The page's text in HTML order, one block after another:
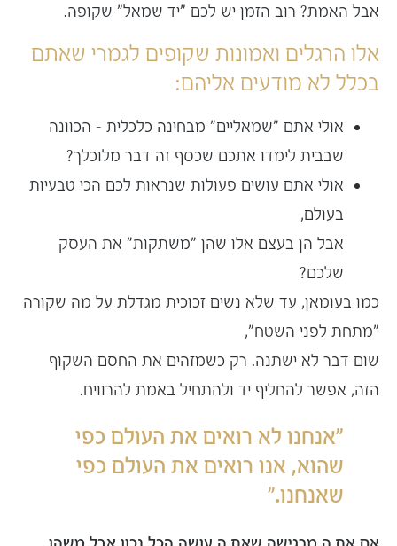
אבל האמת? רוב הזמן יש לכם "יד שמאל" שקופה.
אלו הרגלים ואמונות שקופים לגמרי שאתם
בכלל לא מודעים אליהם:
אולי אתם "שמאליים" מבחינה כלכלית – הכוונה
שבבית לימדו אתכם שכסף זה דבר מלוכלך?
אולי אתם עושים פעולות שנראות לכם הכי טבעיות
בעולם,
אבל הן בעצם אלו שהן "משתקות" את העסק
שלכם?
כמו בעומאן, עד שלא נשים זכוכית מגדלת על מה שקורה
"מתחת לפני השטח",
שום דבר לא ישתנה. רק כשמזהים את החסם השקוף
הזה, אפשר להחליף יד ולהתחיל באמת להרוויח.
"אנחנו לא רואים את העולם כפי
שהוא, אנו רואים את העולם כפי
שאנחנו."